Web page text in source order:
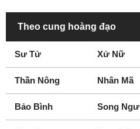
Năm 1789
Theo cung hoàng đạo
Sư Tử Xử Nữ
Thần Nông Nhân Mã
Bảo Bình Song Ngư